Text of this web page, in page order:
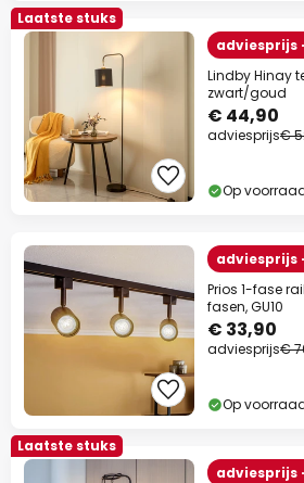
Laatste stuks
adviesprijs
Lindby Hinay
zwart/goud
€ 44,90
adviesprijs€
Op
adviesprijs
Prios 1-fase
fasen, GU10
€ 33,90
adviesprijs€
Op
Laatste stuks
adviesprijs